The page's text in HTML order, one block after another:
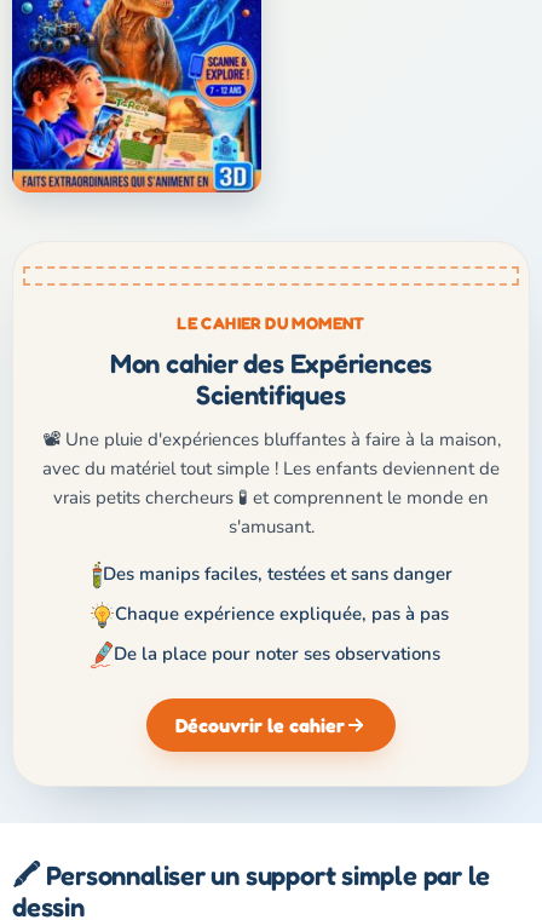
LE CAHIER DU MOMENT
Mon cahier des Expériences
Scientifiques
📽️ Une pluie d'expériences bluffantes à faire à la maison,
avec du matériel tout simple ! Les enfants deviennent de
vrais petits chercheurs 🧪 et comprennent le monde en
s'amusant.
Des manips faciles, testées et sans danger
Chaque expérience expliquée, pas à pas
De la place pour noter ses observations
Découvrir le cahier
🖍️ Personnaliser un support simple par le
dessin